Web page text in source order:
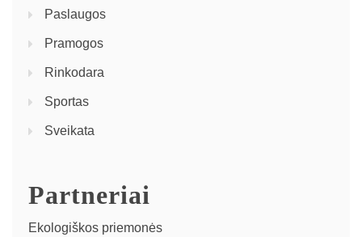
Paslaugos
Pramogos
Rinkodara
Sportas
Sveikata
Partneriai
Ekologiškos priemonės